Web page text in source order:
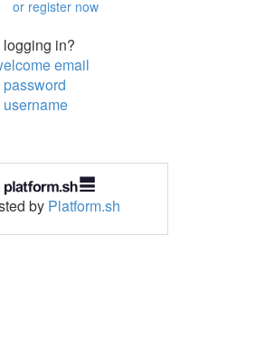
or register now
in?
email
by Platform.sh